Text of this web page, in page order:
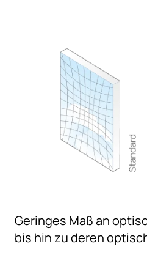
Geringes Maß an
bis hin zu deren